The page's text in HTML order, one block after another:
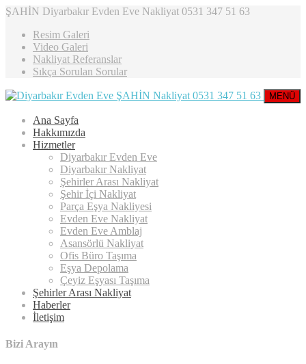
ŞAHİN Diyarbakır Evden Eve Nakliyat 0531 347 51 63
Resim Galeri
Video Galeri
Nakliyat Referanslar
Sıkça Sorulan Sorular
MENÜ
Ana Sayfa
Hakkımızda
Hizmetler
Diyarbakır Evden Eve
Diyarbakır Nakliyat
Şehirler Arası Nakliyat
Şehir İçi Nakliyat
Parça Eşya Nakliyesi
Evden Eve Nakliyat
Evden Eve Amblaj
Asansörlü Nakliyat
Ofis Büro Taşıma
Eşya Depolama
Çeyiz Eşyası Taşıma
Şehirler Arası Nakliyat
Haberler
İletişim
Bizi Arayın